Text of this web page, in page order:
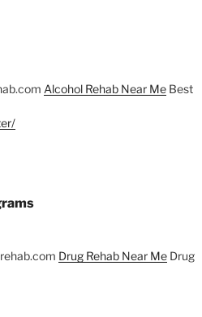
Alcohol Rehab Near Me Best
Drug Rehab Near Me Drug